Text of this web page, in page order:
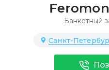
Банкетный
Санкт-